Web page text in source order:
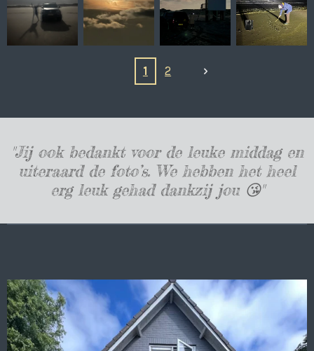
1 2
"Jij ook bedankt voor de leuke middag en
uiteraard de foto’s. We hebben het heel
erg leuk gehad dankzij jou 😘"